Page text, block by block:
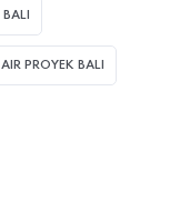
PROYEK BALI